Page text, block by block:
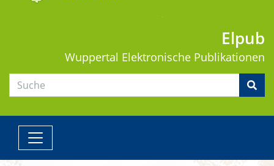
Elpub
Wuppertal Elektronische Publikationen